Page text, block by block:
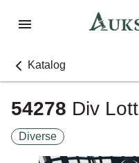
Katalog
54278 Div Lott
Diverse